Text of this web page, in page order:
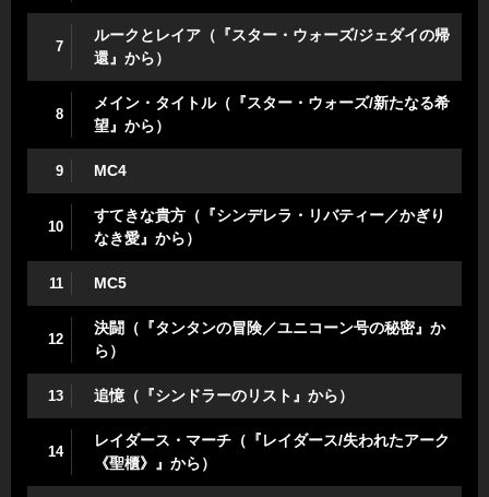
7
ルークとレイア（『スター・ウォーズ/ジェダイの帰
還』から）
8
メイン・タイトル（『スター・ウォーズ/新たなる希
望』から）
9 MC4
10
すてきな貴方（『シンデレラ・リバティー／かぎり
なき愛』から）
11 MC5
12
決闘（『タンタンの冒険／ユニコーン号の秘密』か
ら）
13 追憶（『シンドラーのリスト』から）
14
レイダース・マーチ（『レイダース/失われたアーク
《聖櫃》』から）